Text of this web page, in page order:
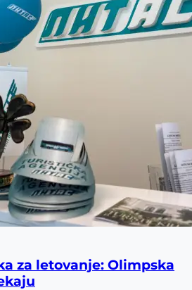
za letovanje: Olimpska